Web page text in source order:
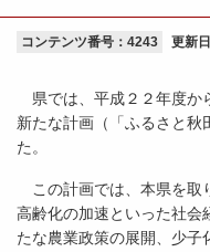
コンテンツ番号：4243 更新
県では、平成２２年度か
新たな計画（「ふるさと秋
た。
この計画では、本県を取
高齢化の加速といった社会
たな農業政策の展開、少子